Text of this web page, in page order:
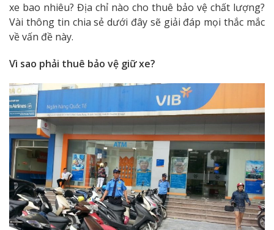
xe bao nhiêu? Địa chỉ nào cho thuê bảo vệ chất lượng?
Vài thông tin chia sẻ dưới đây sẽ giải đáp mọi thắc mắc
về vấn đề này.
Vì sao phải thuê bảo vệ giữ xe?